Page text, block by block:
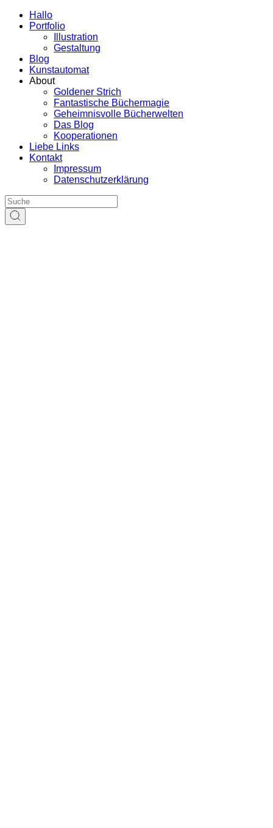
Hallo
Portfolio
Illustration
Gestaltung
Blog
Kunstautomat
About
Goldener Strich
Fantastische Büchermagie
Geheimnisvolle Bücherwelten
Das Blog
Kooperationen
Liebe Links
Kontakt
Impressum
Datenschutzerklärung